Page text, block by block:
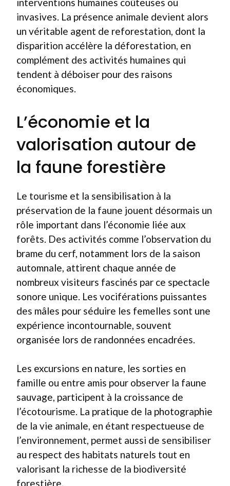
invasives. La présence animale devient alors
un véritable agent de reforestation, dont la
disparition accélère la déforestation, en
complément des activités humaines qui
tendent à déboiser pour des raisons
économiques.
L’économie et la
valorisation autour de
la faune forestière
Le tourisme et la sensibilisation à la
préservation de la faune jouent désormais un
rôle important dans l’économie liée aux
forêts. Des activités comme l’observation du
brame du cerf, notamment lors de la saison
automnale, attirent chaque année de
nombreux visiteurs fascinés par ce spectacle
sonore unique. Les vociférations puissantes
des mâles pour séduire les femelles sont une
expérience incontournable, souvent
organisée lors de randonnées encadrées.
Les excursions en nature, les sorties en
famille ou entre amis pour observer la faune
sauvage, participent à la croissance de
l’écotourisme. La pratique de la photographie
de la vie animale, en étant respectueuse de
l’environnement, permet aussi de sensibiliser
au respect des habitats naturels tout en
valorisant la richesse de la biodiversité
forestière.